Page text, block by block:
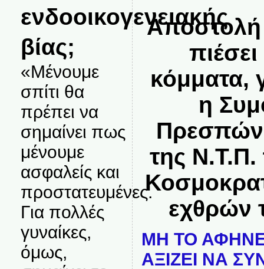
ενδοοικογενειακής
βίας;
«Μένουμε
σπίτι θα
πρέπει να
σημαίνει πως
μένουμε
ασφαλείς και
προστατευμένες.
Για πολλές
γυναίκες,
όμως,
Αποστολή
κόμματα,
η
της Ν.Τ.Π.
εχθρών
ΜΗ ΤΟ
ΑΞΙΖΕΙ ΝΑ